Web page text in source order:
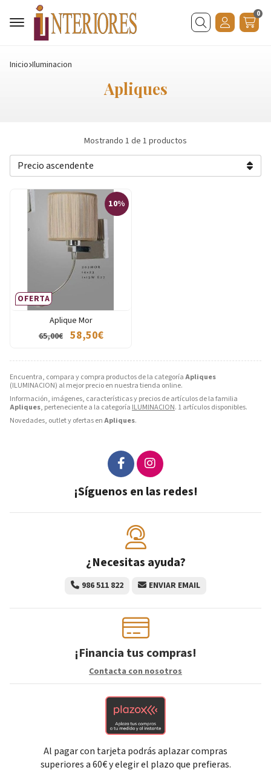
Buscar
0
Inicio iluminacion
Apliques
Encuentra, compara y compra productos de la categoríaApliques
(ILUMINACION) al mejor precio en nuestra tienda online.
Información, imágenes, características y precios de artículos de la familia
Apliques, perteneciente a la categoría ILUMINACION. 1 artículos disponibles.
Novedades, outlet y ofertas enApliques.
Mostrando 1 de 1 productos
10%
OFERTA
Aplique Mor
65,00€
58,50€
¡Síguenos en las redes!
¿Necesitas ayuda?
986 511 822 ENVIAR EMAIL
¡Financia tus compras!
Contacta con nosotros
Al pagar con tarjeta podrás aplazar compras
superiores a 60€ y elegir el plazo que prefieras.